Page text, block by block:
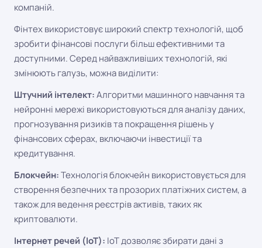
компаній.
Фінтех використовує широкий спектр технологій, щоб
зробити фінансові послуги більш ефективними та
доступними. Серед найважливіших технологій, які
змінюють галузь, можна виділити:
Штучний інтелект:Алгоритми машинного навчання та
нейронні мережі використовуються для аналізу даних,
прогнозування ризиків та покращення рішень у
фінансових сферах, включаючи інвестиції та
кредитування.
Блокчейн:Технологія блокчейн використовується для
створення безпечних та прозорих платіжних систем, а
також для ведення реєстрів активів, таких як
криптовалюти.
Інтернет речей (IoT): IoT дозволяє збирати дані з